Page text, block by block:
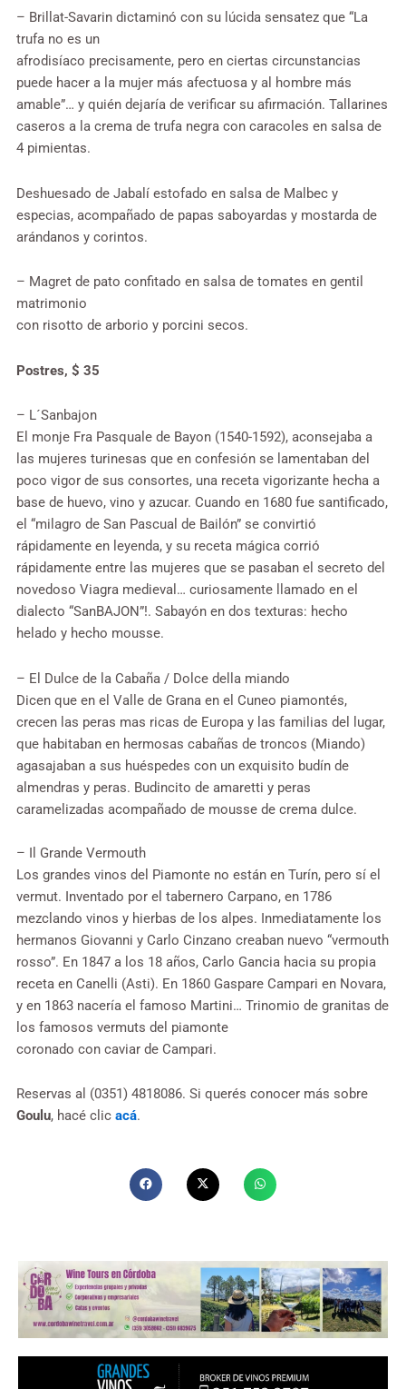
– Brillat-Savarin dictaminó con su lúcida sensatez que “La
trufa no es un
afrodisíaco precisamente, pero en ciertas circunstancias
puede hacer a la mujer más afectuosa y al hombre más
amable”… y quién dejaría de verificar su afirmación. Tallarines
caseros a la crema de trufa negra con caracoles en salsa de
4 pimientas.
Deshuesado de Jabalí estofado en salsa de Malbec y
especias, acompañado de papas saboyardas y mostarda de
arándanos y corintos.
– Magret de pato confitado en salsa de tomates en gentil
matrimonio
con risotto de arborio y porcini secos.
Postres, $ 35
– L´Sanbajon
El monje Fra Pasquale de Bayon (1540-1592), aconsejaba a
las mujeres turinesas que en confesión se lamentaban del
poco vigor de sus consortes, una receta vigorizante hecha a
base de huevo, vino y azucar. Cuando en 1680 fue santificado,
el “milagro de San Pascual de Bailón” se convirtió
rápidamente en leyenda, y su receta mágica corrió
rápidamente entre las mujeres que se pasaban el secreto del
novedoso Viagra medieval… curiosamente llamado en el
dialecto “SanBAJON”!. Sabayón en dos texturas: hecho
helado y hecho mousse.
– El Dulce de la Cabaña / Dolce della miando
Dicen que en el Valle de Grana en el Cuneo piamontés,
crecen las peras mas ricas de Europa y las familias del lugar,
que habitaban en hermosas cabañas de troncos (Miando)
agasajaban a sus huéspedes con un exquisito budín de
almendras y peras. Budincito de amaretti y peras
caramelizadas acompañado de mousse de crema dulce.
– Il Grande Vermouth
Los grandes vinos del Piamonte no están en Turín, pero sí el
vermut. Inventado por el tabernero Carpano, en 1786
mezclando vinos y hierbas de los alpes. Inmediatamente los
hermanos Giovanni y Carlo Cinzano creaban nuevo “vermouth
rosso”. En 1847 a los 18 años, Carlo Gancia hacia su propia
receta en Canelli (Asti). En 1860 Gaspare Campari en Novara,
y en 1863 nacería el famoso Martini… Trinomio de granitas de
los famosos vermuts del piamonte
coronado con caviar de Campari.
Reservas al (0351) 4818086. Si querés conocer más sobre
Goulu, hacé clic acá.